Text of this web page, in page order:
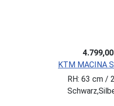
KTM MACINA
RH: 63 cm /